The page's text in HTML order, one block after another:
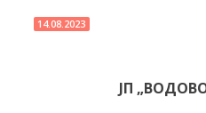
14.08.2023
ЈП